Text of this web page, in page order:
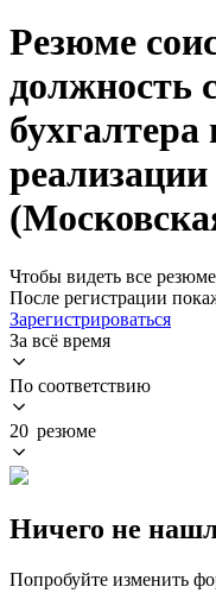
Резюме
должность
бухгалтера
Чтобы видеть все
После регистрации
Зарегистрироваться
За всё время
По соответствию
20 резюме
Ничего не
Попробуйте изменить